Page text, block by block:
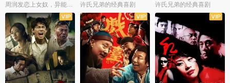
周润发恋上女奴，异能护体战邪派 许氏兄弟的经典喜剧 许氏兄弟的经典喜剧